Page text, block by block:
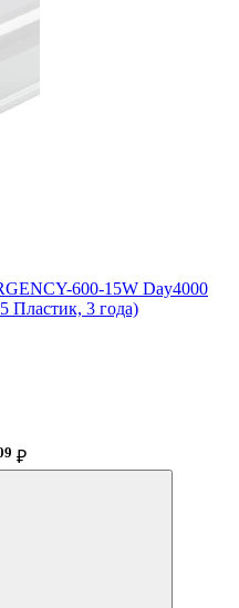
600-15W Day4000
Пластик, 3 года)
₽